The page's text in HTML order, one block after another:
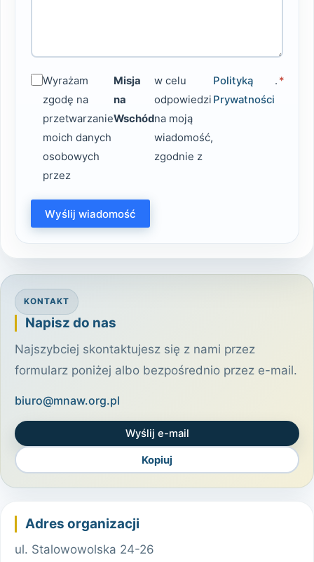
Wyrażam
zgodę na
przetwarzanie
moich danych
osobowych
przez
Misja
na
Wschód
w celu
odpowiedzi
na moją
wiadomość,
zgodnie z
Polityką
Prywatności
. *
Wyślij wiadomość
KONTAKT
Napisz do nas
Najszybciej skontaktujesz się z nami przez
formularz poniżej albo bezpośrednio przez e-mail.
biuro@mnaw.org.pl
Wyślij e-mail
Kopiuj
Adres organizacji
ul. Stalowowolska 24-26